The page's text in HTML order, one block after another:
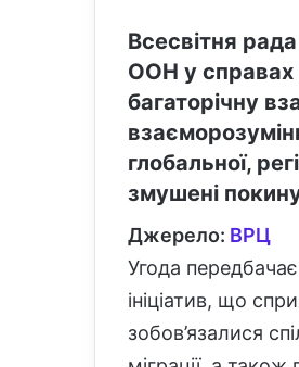
Всесвітня
ООН у справах
багаторічну
глобальної,
змушені
Джерело: ВРЦ
Угода передбачає
ініціатив, що
зобов’язалися